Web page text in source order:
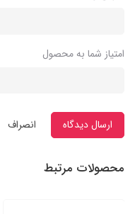
امتیاز شما به محصول
ارسال دیدگاه انصراف
محصولات مرتبط